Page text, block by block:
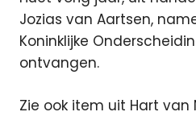
Jozias van Aartsen,
Koninklijke
ontvangen.
Zie ook item uit Hart van